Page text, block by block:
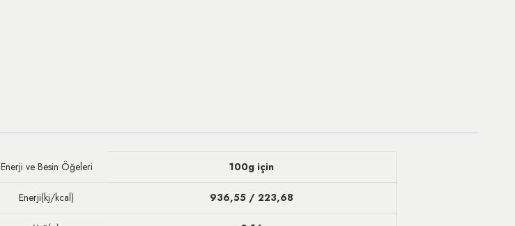
Enerji ve Besin Öğeleri 100g için
Enerji(kj/kcal) 936,55 / 223,68